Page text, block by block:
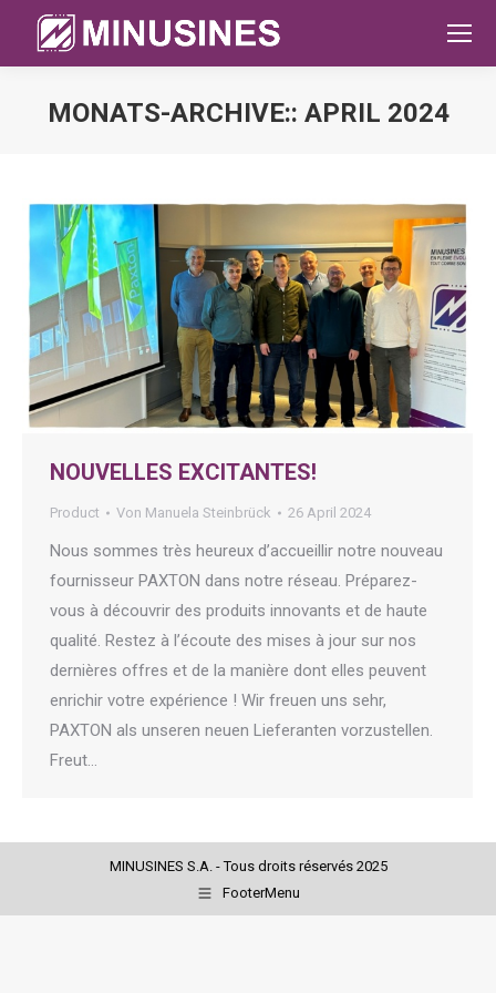
MONATS-ARCHIVE:: APRIL 2024
NOUVELLES EXCITANTES!
Product Von Manuela Steinbrück 26 April 2024
Nous sommes très heureux d’accueillir notre nouveau
fournisseur PAXTON dans notre réseau. Préparez-
vous à découvrir des produits innovants et de haute
qualité. Restez à l’écoute des mises à jour sur nos
dernières offres et de la manière dont elles peuvent
enrichir votre expérience ! Wir freuen uns sehr,
PAXTON als unseren neuen Lieferanten vorzustellen.
Freut…
MINUSINES S.A. - Tous droits réservés 2025
FooterMenu